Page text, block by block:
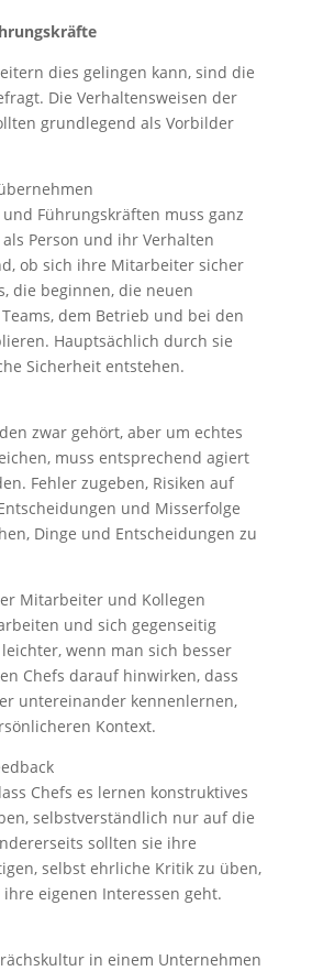
dies gelingen kann, sind die
Die Verhaltensweisen der
grundlegend als Vorbilder
und Führungskräften muss ganz
Person und ihr Verhalten
ob sich ihre Mitarbeiter sicher
die beginnen, die neuen
dem Betrieb und bei den
Hauptsächlich durch sie
Sicherheit entstehen.
zwar gehört, aber um echtes
muss entsprechend agiert
Fehler zugeben, Risiken auf
und Misserfolge
Dinge und Entscheidungen zu
Mitarbeiter und Kollegen
und sich gegenseitig
wenn man sich besser
Chefs darauf hinwirken, dass
untereinander kennenlernen,
Kontext.
Chefs es lernen konstruktives
selbstverständlich nur auf die
sollten sie ihre
selbst ehrliche Kritik zu üben,
eigenen Interessen geht.
in einem Unternehmen